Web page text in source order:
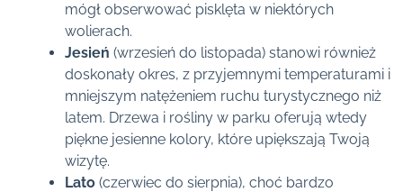
mógł obserwować pisklęta w niektórych
wolierach.
Jesień (wrzesień do listopada) stanowi również
doskonały okres, z przyjemnymi temperaturami i
mniejszym natężeniem ruchu turystycznego niż
latem. Drzewa i rośliny w parku oferują wtedy
piękne jesienne kolory, które upiększają Twoją
wizytę.
Lato(czerwiec do sierpnia), choć bardzo